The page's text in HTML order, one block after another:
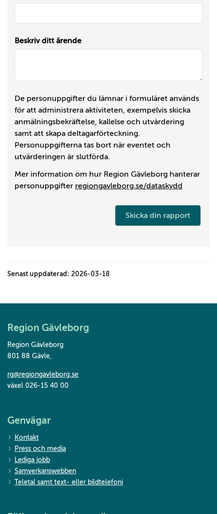
Beskriv ditt ärende
De personuppgifter du lämnar i formuläret används
för att administrera aktiviteten, exempelvis skicka
anmälningsbekräftelse, kallelse och utvärdering
samt att skapa deltagarförteckning.
Personuppgifterna tas bort när eventet och
utvärderingen är slutförda.
Mer information om hur Region Gävleborg hanterar
personuppgifter regiongavleborg.se/dataskydd
Skicka din rapport
Senast uppdaterad: 2026-03-18
Region Gävleborg
Region Gävleborg
801 88 Gävle,
rg@regiongavleborg.se
växel 026-15 40 00
Genvägar
Kontakt
Press och media
Lediga jobb
Samverkanswebben
Teletal samt text- eller bildtelefoni